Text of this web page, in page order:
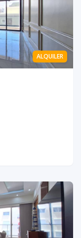
ALQUILER